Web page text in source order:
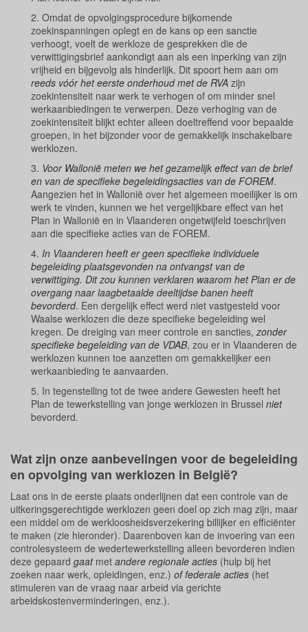
2. Omdat de opvolgingsprocedure bijkomende
zoekinspanningen oplegt en de kans op een sanctie
verhoogt, voelt de werkloze de gesprekken die de
verwittigingsbrief aankondigt aan als een inperking van zijn
vrijheid en bijgevolg als hinderlijk. Dit spoort hem aan om
reeds vóór het eerste onderhoud met de RVA zijn
zoekintensiteit naar werk te verhogen of om minder snel
werkaanbiedingen te verwerpen. Deze verhoging van de
zoekintensiteit blijkt echter alleen doeltreffend voor bepaalde
groepen, in het bijzonder voor de gemakkelijk inschakelbare
werklozen.
3. Voor Wallonië meten we het gezamelijk effect van de brief
en van de specifieke begeleidingsacties van de FOREM.
Aangezien het in Wallonië over het algemeen moeilijker is om
werk te vinden, kunnen we het vergelijkbare effect van het
Plan in Wallonië en in Vlaanderen ongetwijfeld toeschrijven
aan die specifieke acties van de FOREM.
4. In Vlaanderen heeft er geen specifieke individuele
begeleiding plaatsgevonden na ontvangst van de
verwittiging. Dit zou kunnen verklaren waarom het Plan er de
overgang naar laagbetaalde deeltijdse banen heeft
bevorderd. Een dergelijk effect werd niet vastgesteld voor
Waalse werklozen die deze specifieke begeleiding wel
kregen. De dreiging van meer controle en sancties,zonder
specifieke begeleiding van de VDAB, zou er in Vlaanderen de
werklozen kunnen toe aanzetten om gemakkelijker een
werkaanbieding te aanvaarden.
5. In tegenstelling tot de twee andere Gewesten heeft het
Plan de tewerkstelling van jonge werklozen in Brussel niet
bevorderd.
Wat zijn onze aanbevelingen voor de begeleiding
en opvolging van werklozen in België?
Laat ons in de eerste plaats onderlijnen dat een controle van de
uitkeringsgerechtigde werklozen geen doel op zich mag zijn, maar
een middel om de werkloosheidsverzekering billijker en efficiënter
te maken (zie hieronder). Daarenboven kan de invoering van een
controlesysteem de wedertewerkstelling alleen bevorderen indien
deze gepaard gaatmet andere regionale acties (hulp bij het
zoeken naar werk, opleidingen, enz.) of federale acties (het
stimuleren van de vraag naar arbeid via gerichte
arbeidskostenverminderingen, enz.).